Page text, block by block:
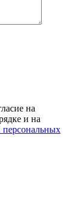
на
и на
персональных